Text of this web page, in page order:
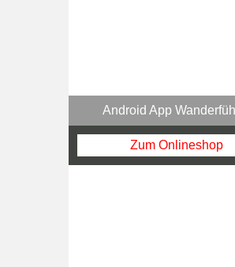
Android App
Zum Onlineshop